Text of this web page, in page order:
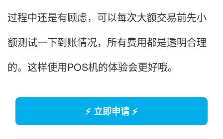
过程中还是有顾虑，可以每次大额交易前先小
额测试一下到账情况，所有费用都是透明合理
的。这样使用POS机的体验会更好哦。
⚡ 立即申请 ⚡